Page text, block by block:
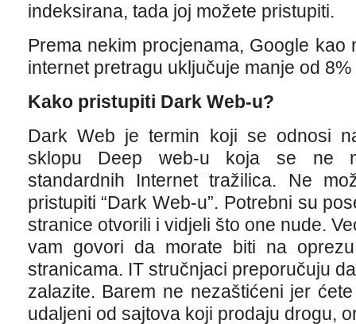
indeksirana, tada joj možete pristupiti.
Prema nekim procjenama, Google kao
internet pretragu uključuje manje od
Kako pristupiti Dark Web-u?
Dark Web je termin koji se odnosi
sklopu Deep web-u koja se ne
standardnih Internet tražilica. Ne
pristupiti “Dark Web-u”. Potrebni su
stranice otvorili i vidjeli što one nude.
vam govori da morate biti na
stranicama. IT stručnjaci preporučuju
zalazite. Barem ne nezaštićeni jer
udaljeni od sajtova koji prodaju drogu,